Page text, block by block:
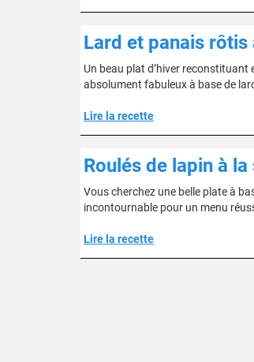
Lard et panais rôtis
Un beau plat d’hiver
absolument fabuleux à base de
Lire la recette
Roulés de lapin à la
Vous cherchez une belle plate à
incontournable pour un menu
Lire la recette